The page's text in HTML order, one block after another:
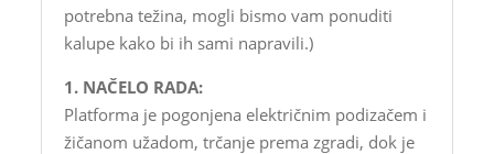
potrebna težina, mogli bismo vam ponuditi
kalupe kako bi ih sami napravili.)
1. NAČELO RADA:
Platforma je pogonjena električnim podizačem i
žičanom užadom, trčanje prema zgradi, dok je